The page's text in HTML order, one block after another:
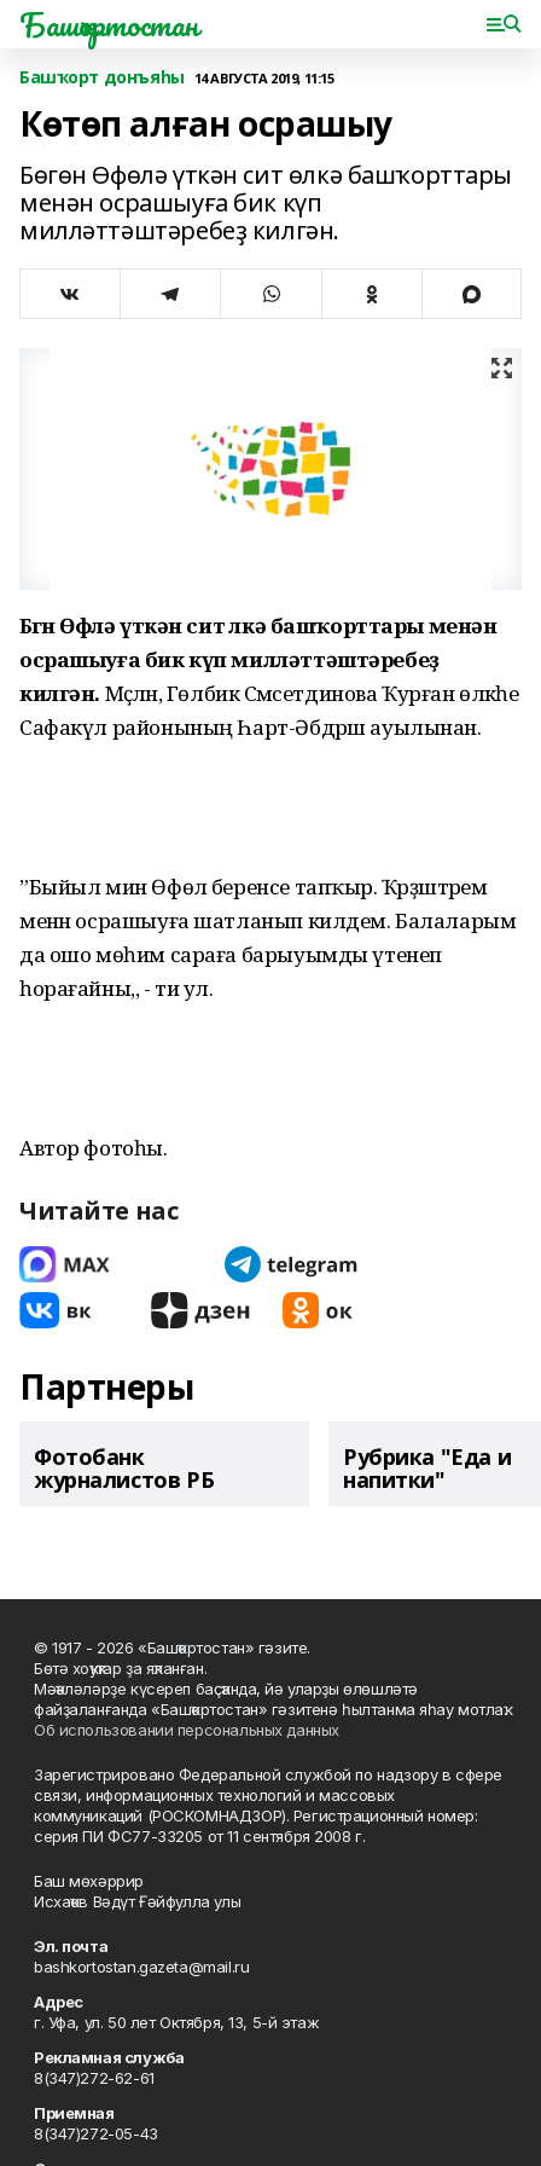
Башҡортостан
Башҡорт донъяһы 14 АВГУСТА 2019, 11:15
Көтөп алған осрашыу
Бөгөн Өфөлә үткән сит өлкә башҡорттары
менән осрашыуға бик күп
милләттәштәребеҙ килгән.
Бөгөн Өфөлә үткән сит өлкә башҡорттары менән
осрашыуға бик күп милләттәштәребеҙ
килгән. Мәҫәлән, Гөлбикә Сәмсетдинова Ҡурған өлкәһе
Сафакүл районының Һарт-Әбдрәш ауылынан.
”Быйыл мин Өфөлә беренсе тапҡыр. Ҡәрҙәштәрем
менән осрашыуға шатланып килдем. Балаларым
да ошо мөһим сараға барыуымды үтенеп
һорағайны,, - ти ул.
Автор фотоһы.
Читайте нас
Партнеры
Фотобанк
журналистов РБ
Рубрика "Еда и
напитки"
© 1917 - 2026 «Башҡортостан» гәзите.
Бөтә хоҡуҡтар ҙа яҡланған.
Мәҡәләләрҙе күсереп баҫҡанда, йә уларҙы өлөшләтә
файҙаланғанда «Башҡортостан» гәзитенә һылтанма яһау мотлаҡ.
Об использовании персональных данных
Зарегистрировано Федеральной службой по надзору в сфере
связи, информационных технологий и массовых
коммуникаций (РОСКОМНАДЗОР). Регистрационный номер:
серия ПИ ФС77-33205 от 11 сентября 2008 г.
Баш мөхәррир
Исхаҡов Вәдүт Ғәйфулла улы
Эл. почта
bashkortostan.gazeta@mail.ru
Адрес
г. Уфа, ул. 50 лет Октября, 13, 5-й этаж
Рекламная служба
8(347)272-62-61
Приемная
8(347)272-05-43